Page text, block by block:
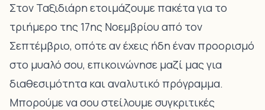
Στον Ταξιδιάρη ετοιμάζουμε πακέτα για το
τριήμερο της 17ης Νοεμβρίου από τον
Σεπτέμβριο, οπότε αν έχεις ήδη έναν προορισμό
στο μυαλό σου, επικοινώνησε μαζί μας για
διαθεσιμότητα και αναλυτικό πρόγραμμα.
Μπορούμε να σου στείλουμε συγκριτικές